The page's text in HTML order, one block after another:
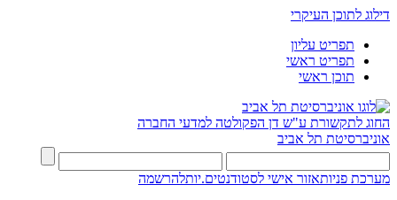
דילוג לתוכן העיקרי
תפריט עליון
תפריט ראשי
תוכן ראשי
החוג לתקשורת ע"ש דן הפקולטה למדעי החברה
אוניברסיטת תל אביב
מערכת פניותאזור אישי לסטודנטים.יותלהרשמה